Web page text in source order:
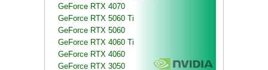
GeForce RTX 4070
GeForce RTX 5060 Ti
GeForce RTX 5060
GeForce RTX 4060 Ti
GeForce RTX 4060
GeForce RTX 3050